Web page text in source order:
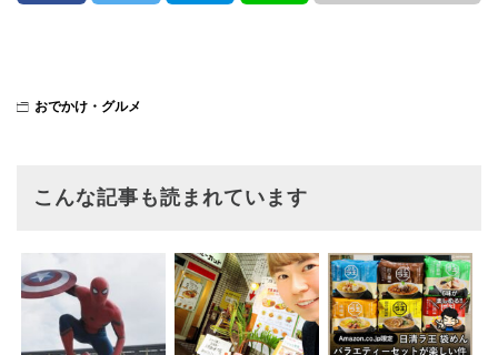
おでかけ・グルメ
こんな記事も読まれています